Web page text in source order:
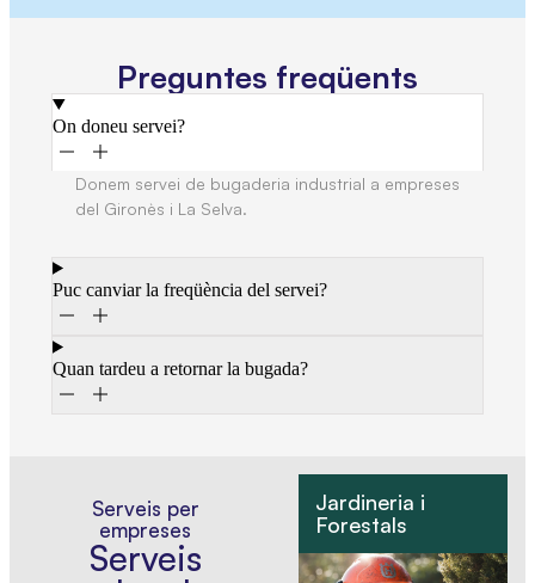
Preguntes freqüents
On doneu servei?
Donem servei de bugaderia industrial a empreses
del Gironès i La Selva.
Puc canviar la freqüència del servei?
Quan tardeu a retornar la bugada?
Serveis per
empreses
Serveis
Jardineria i
Forestals